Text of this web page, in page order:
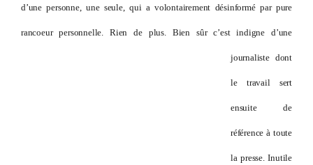
d’une personne, une seule, qui a volontairement désinformé par pure
rancoeur personnelle. Rien de plus. Bien sûr c’est indigne d’une
journaliste dont
le travail sert
ensuite de
référence à toute
la presse. Inutile